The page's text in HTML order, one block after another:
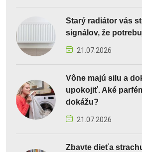
Starý radiátor vás
signálov, že
21.07.2026
Vône majú silu a
upokojiť. Aké
dokážu?
21.07.2026
Zbavte dieťa